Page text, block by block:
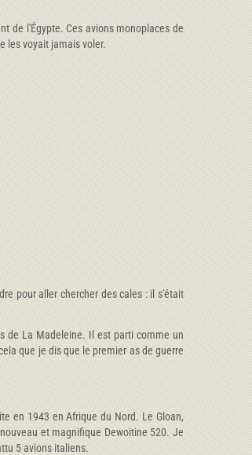
de l'Égypte. Ces avions monoplaces de
les voyait jamais voler.
pour aller chercher des cales : il s'était
de La Madeleine. Il est parti comme un
que je dis que le premier as de guerre
en 1943 en Afrique du Nord. Le Gloan,
et magnifique Dewoitine 520. Je
5 avions italiens.